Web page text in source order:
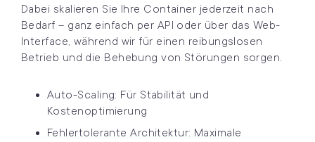
Dabei skalieren Sie Ihre Container jederzeit nach
Bedarf – ganz einfach per API oder über das Web-
Interface, während wir für einen reibungslosen
Betrieb und die Behebung von Störungen sorgen.
Auto-Scaling: Für Stabilität und
Kostenoptimierung
Fehlertolerante Architektur: Maximale